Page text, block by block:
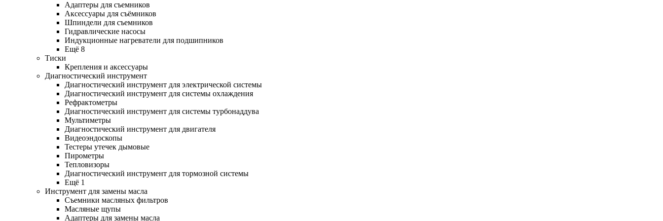
Адаптеры для съемников
Аксессуары для съёмников
Шпиндели для съемников
Гидравлические насосы
Индукционные нагреватели для подшипников
Ещё 8
Тиски
Крепления и аксессуары
Диагностический инструмент
Диагностический инструмент для электрической системы
Диагностический инструмент для системы охлаждения
Рефрактометры
Диагностический инструмент для системы турбонаддува
Мультиметры
Диагностический инструмент для двигателя
Видеоэндоскопы
Тестеры утечек дымовые
Пирометры
Тепловизоры
Диагностический инструмент для тормозной системы
Ещё 1
Инструмент для замены масла
Съемники масляных фильтров
Масляные щупы
Адаптеры для замены масла